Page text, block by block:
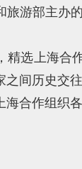
游部主
选上海
间历史交
合作组织